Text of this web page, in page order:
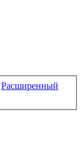
Расширенный